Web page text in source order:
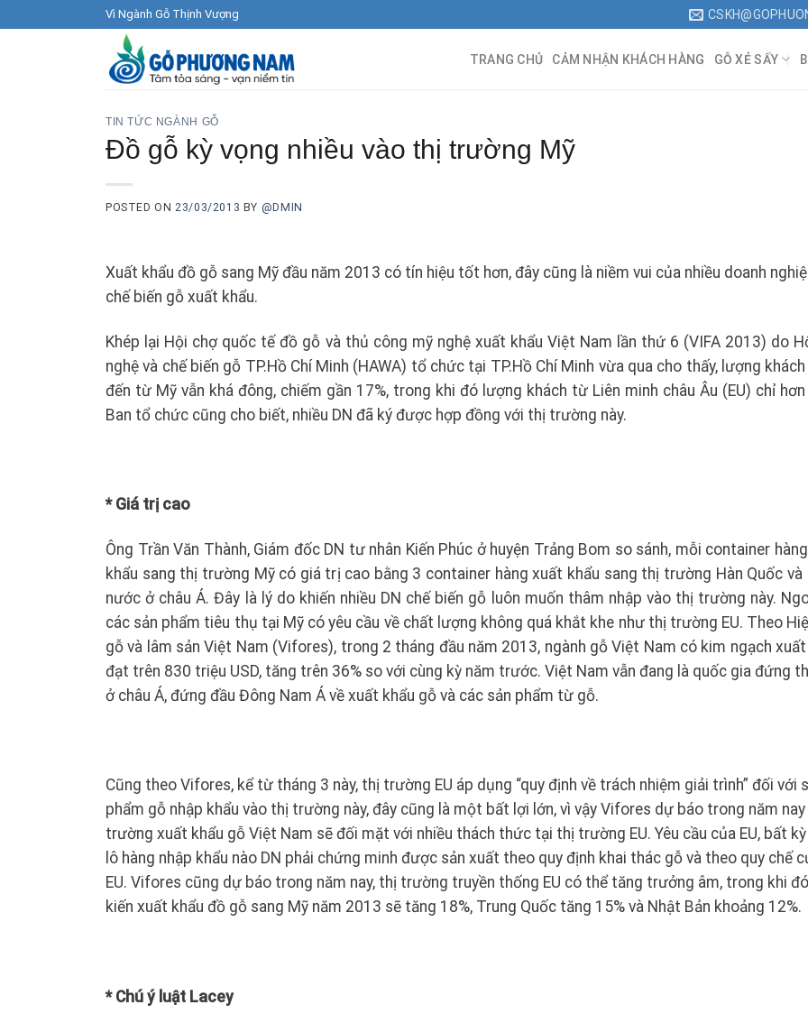
Vì Ngành Gỗ Thịnh Vượng
TRANG CHỦ CẢM NHẬN KHÁCH HÀNG GỖ XẺ SẤY
TIN TỨC NGÀNH GỖ
Đồ gỗ kỳ vọng nhiều vào thị trường Mỹ
POSTED ON23/03/2013 BY @DMIN
Xuất khẩu đồ gỗ sang Mỹ đầu năm 2013 có tín hiệu tốt hơn, đây cũng là niềm vui của nhiều doanh
chế biến gỗ xuất khẩu.
Khép lại Hội chợ quốc tế đồ gỗ và thủ công mỹ nghệ xuất khẩu Việt Nam lần thứ 6 (VIFA 2013) do
nghệ và chế biến gỗ TP.Hồ Chí Minh (HAWA) tổ chức tại TP.Hồ Chí Minh vừa qua cho thấy, lượng
đến từ Mỹ vẫn khá đông, chiếm gần 17%, trong khi đó lượng khách từ Liên minh châu Âu (EU) chỉ hơn
Ban tổ chức cũng cho biết, nhiều DN đã ký được hợp đồng với thị trường này.
* Giá trị cao
Ông Trần Văn Thành, Giám đốc DN tư nhân Kiến Phúc ở huyện Trảng Bom so sánh, mỗi container
khẩu sang thị trường Mỹ có giá trị cao bằng 3 container hàng xuất khẩu sang thị trường Hàn Quốc và
nước ở châu Á. Đây là lý do khiến nhiều DN chế biến gỗ luôn muốn thâm nhập vào thị trường này.
các sản phẩm tiêu thụ tại Mỹ có yêu cầu về chất lượng không quá khắt khe như thị trường EU. Theo
gỗ và lâm sản Việt Nam (Vifores), trong 2 tháng đầu năm 2013, ngành gỗ Việt Nam có kim ngạch
đạt trên 830 triệu USD, tăng trên 36% so với cùng kỳ năm trước. Việt Nam vẫn đang là quốc gia đứng
ở châu Á, đứng đầu Đông Nam Á về xuất khẩu gỗ và các sản phẩm từ gỗ.
Cũng theo Vifores, kể từ tháng 3 này, thị trường EU áp dụng “quy định về trách nhiệm giải trình” đối với
phẩm gỗ nhập khẩu vào thị trường này, đây cũng là một bất lợi lớn, vì vậy Vifores dự báo trong năm
trường xuất khẩu gỗ Việt Nam sẽ đối mặt với nhiều thách thức tại thị trường EU. Yêu cầu của EU, bất
lô hàng nhập khẩu nào DN phải chứng minh được sản xuất theo quy định khai thác gỗ và theo quy chế
EU. Vifores cũng dự báo trong năm nay, thị trường truyền thống EU có thể tăng trưởng âm, trong khi
kiến xuất khẩu đồ gỗ sang Mỹ năm 2013 sẽ tăng 18%, Trung Quốc tăng 15% và Nhật Bản khoảng 12%.
* Chú ý luật Lacey